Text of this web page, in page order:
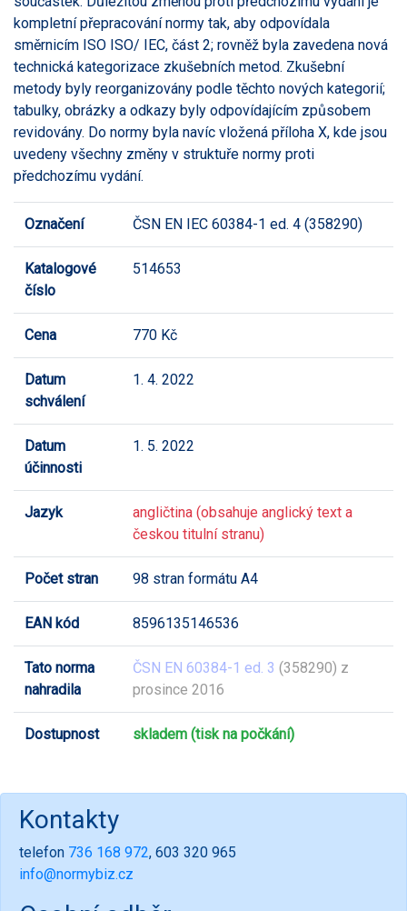
kompletní přepracování normy tak, aby odpovídala
směrnicím ISO ISO/ IEC, část 2; rovněž byla zavedena nová
technická kategorizace zkušebních metod. Zkušební
metody byly reorganizovány podle těchto nových kategorií;
tabulky, obrázky a odkazy byly odpovídajícím způsobem
revidovány. Do normy byla navíc vložená příloha X, kde jsou
uvedeny všechny změny v struktuře normy proti
předchozímu vydání.
Označení ČSN EN IEC 60384-1 ed. 4 (358290)
Katalogové
číslo
514653
Cena 770 Kč
Datum
schválení
1. 4. 2022
Datum
účinnosti
1. 5. 2022
Jazyk
angličtina (obsahuje anglický text a
českou titulní stranu)
Počet stran 98 stran formátu A4
EAN kód 8596135146536
Tato norma
nahradila
ČSN EN 60384-1 ed. 3 (358290) z
prosince 2016
Dostupnost skladem (tisk na počkání)
Kontakty
telefon 736 168 972, 603 320 965
info@normybiz.cz